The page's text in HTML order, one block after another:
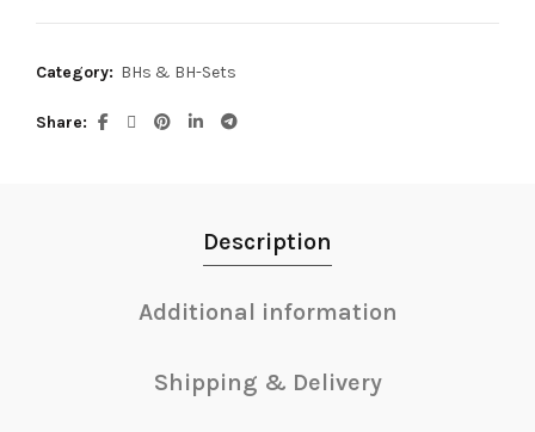
Category: BHs & BH-Sets
Share
Description
Additional information
Shipping & Delivery